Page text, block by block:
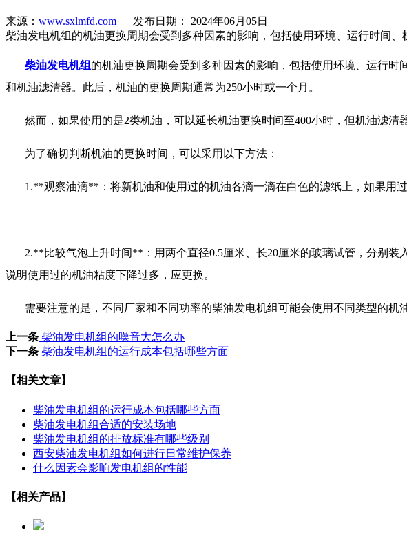
来源： www.sxlmfd.com 发布日期： 2024年06月05日
柴油发电机组的机油更换周期会受到多种因素的影响，包括使用环境、运行时间、
柴油发电机组 的机油更换周期会受到多种因素的影响，包括使用环境、运行时
和机油滤清器。此后，机油的更换周期通常为250小时或一个月。
然而，如果使用的是2类机油，可以延长机油更换时间至400小时，但机油滤清
为了确切判断机油的更换时间，可以采用以下方法：
1.**观察油滴** ：将新机油和使用过的机油各滴一滴在白色的滤纸上，如果用
2.**比较气泡上升时间** ：用两个直径0.5厘米、长20厘米的玻璃试管，分别装
说明使用过的机油粘度下降过多，应更换。
需要注意的是，不同厂家和不同功率的柴油发电机组可能会使用不同类型的
上一条 柴油发电机组的噪音大怎么办
下一条 柴油发电机组的运行成本包括哪些方面
【相关文章】
柴油发电机组的运行成本包括哪些方面
柴油发电机组合适的安装场地
柴油发电机组的排放标准有哪些级别
西安柴油发电机组如何进行日常维护保养
什么因素会影响发电机组的性能
【相关产品】